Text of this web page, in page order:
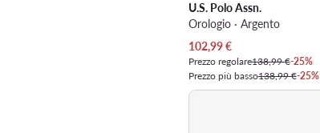
U.S. Polo Assn.
Orologio · Argento
Prezzo attuale
102,99€
Prezzo regolare138,99 €-25%
Prezzo più basso138,99 €-25%